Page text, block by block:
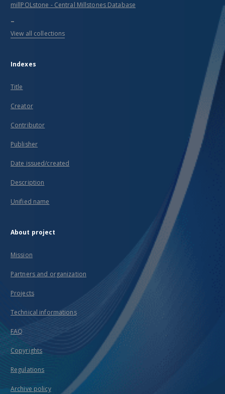
millPOLstone - Central Millstones Database
...
View all collections
Indexes
Title
Creator
Contributor
Publisher
Date issued/created
Description
Unified name
About project
Mission
Partners and organization
Projects
Technical informations
FAQ
Copyrights
Regulations
Archive policy